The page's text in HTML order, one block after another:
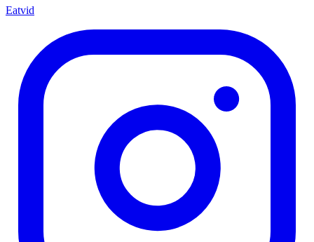
Eatvid